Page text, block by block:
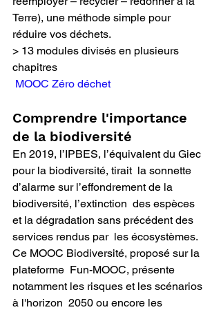
Terre), une méthode simple pour
réduire vos déchets.
> 13 modules divisés en plusieurs
chapitres
MOOC Zéro déchet
Comprendre l'importance
de la biodiversité
En 2019, l’IPBES, l’équivalent du Giec
pour la biodiversité, tirait  la sonnette
d’alarme sur l’effondrement de la
biodiversité, l’extinction  des espèces
et la dégradation sans précédent des
services rendus par  les écosystèmes.
Ce MOOC Biodiversité, proposé sur la
plateforme  Fun-MOOC, présente
notamment les risques et les scénarios
à l'horizon  2050 ou encore les